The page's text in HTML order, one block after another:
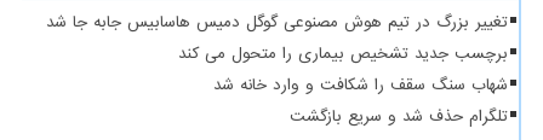
تغییر بزرگ در تیم هوش مصنوعی گوگل دمیس هاسابیس جابه جا شد
برچسب جدید تشخیص بیماری را متحول می کند
شهاب سنگ سقف را شکافت و وارد خانه شد
تلگرام حذف شد و سریع بازگشت